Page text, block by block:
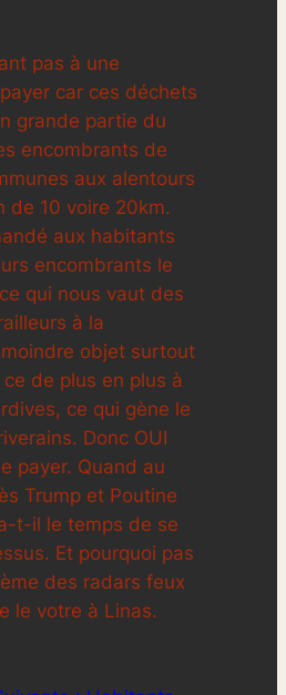
pas à une
car ces déchets
grande partie du
encombrants de
aux alentours
de 10 voire 20km.
aux habitants
encombrants le
qui nous vaut des
à la
objet surtout
de plus en plus à
ce qui gène le
Donc OUI
payer. Quand au
Trump et Poutine
t-il le temps de se
Et pourquoi pas
des radars feux
le votre à Linas.